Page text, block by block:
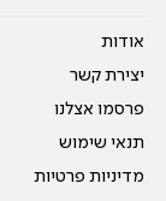
אודות
יצירת קשר
פרסמו אצלנו
תנאי שימוש
מדיניות פרטיות